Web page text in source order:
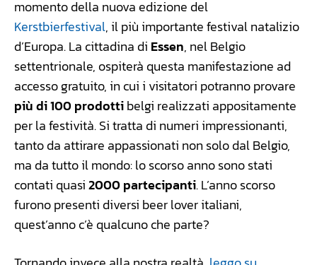
momento della nuova edizione del
Kerstbierfestival, il più importante festival natalizio
d’Europa. La cittadina di Essen, nel Belgio
settentrionale, ospiterà questa manifestazione ad
accesso gratuito, in cui i visitatori potranno provare
più di 100 prodottibelgi realizzati appositamente
per la festività. Si tratta di numeri impressionanti,
tanto da attirare appassionati non solo dal Belgio,
ma da tutto il mondo: lo scorso anno sono stati
contati quasi2000 partecipanti. L’anno scorso
furono presenti diversi beer lover italiani,
quest’anno c’è qualcuno che parte?